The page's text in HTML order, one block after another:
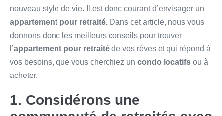
nouveau style de vie. Il est donc courant d’envisager un
appartement pour retraité. Dans cet article, nous vous
donnons donc les meilleurs conseils pour trouver
l’appartement pour retraité de vos rêves et qui répond à
vos besoins, que vous cherchiez un condo locatifs ou à
acheter.
1. Considérons une